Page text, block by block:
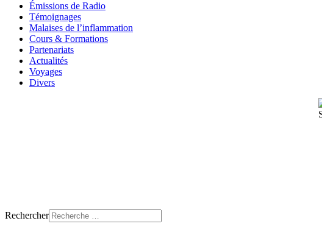
Émissions de Radio
Témoignages
Malaises de l’inflammation
Cours & Formations
Partenariats
Actualités
Voyages
Divers
Rechercher